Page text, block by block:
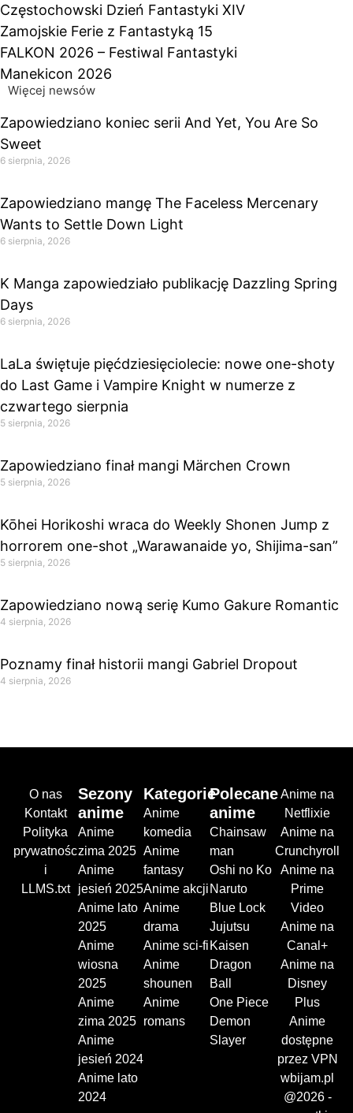
Częstochowski Dzień Fantastyki XIV
Zamojskie Ferie z Fantastyką 15
FALKON 2026 – Festiwal Fantastyki
Manekicon 2026
Więcej newsów
Zapowiedziano koniec serii And Yet, You Are So
Sweet
6 sierpnia, 2026
Zapowiedziano mangę The Faceless Mercenary
Wants to Settle Down Light
6 sierpnia, 2026
K Manga zapowiedziało publikację Dazzling Spring
Days
6 sierpnia, 2026
LaLa świętuje pięćdziesięciolecie: nowe one-shoty
do Last Game i Vampire Knight w numerze z
czwartego sierpnia
5 sierpnia, 2026
Zapowiedziano finał mangi Märchen Crown
5 sierpnia, 2026
Kōhei Horikoshi wraca do Weekly Shonen Jump z
horrorem one-shot „Warawanaide yo, Shijima-san”
5 sierpnia, 2026
Zapowiedziano nową serię Kumo Gakure Romantic
4 sierpnia, 2026
Poznamy finał historii mangi Gabriel Dropout
4 sierpnia, 2026
O nas
Kontakt
Polityka
prywatnośc
i
LLMS.txt
Sezony
anime
Anime
zima 2025
Anime
jesień 2025
Anime lato
2025
Anime
wiosna
2025
Anime
zima 2025
Anime
jesień 2024
Anime lato
2024
Kategorie
Anime
komedia
Anime
fantasy
Anime akcji
Anime
drama
Anime sci-fi
Anime
shounen
Anime
romans
Polecane
anime
Chainsaw
man
Oshi no Ko
Naruto
Blue Lock
Jujutsu
Kaisen
Dragon
Ball
One Piece
Demon
Slayer
Anime na
Netflixie
Anime na
Crunchyroll
Anime na
Prime
Video
Anime na
Canal+
Anime na
Disney
Plus
Anime
dostępne
przez VPN
wbijam.pl
@2026 -